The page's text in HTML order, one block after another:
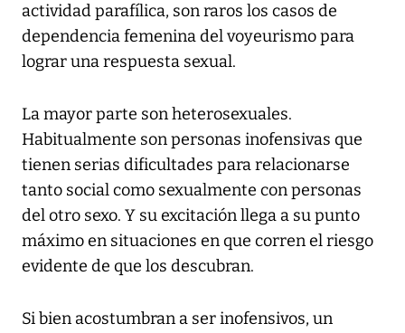
actividad parafílica, son raros los casos de
dependencia femenina del voyeurismo para
lograr una respuesta sexual.
La mayor parte son heterosexuales.
Habitualmente son personas inofensivas que
tienen serias dificultades para relacionarse
tanto social como sexualmente con personas
del otro sexo. Y su excitación llega a su punto
máximo en situaciones en que corren el riesgo
evidente de que los descubran.
Si bien acostumbran a ser inofensivos, un